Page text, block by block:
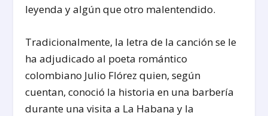
leyenda y algún que otro malentendido.
Tradicionalmente, la letra de la canción se le
ha adjudicado al poeta romántico
colombiano Julio Flórez quien, según
cuentan, conoció la historia en una barbería
durante una visita a La Habana y la